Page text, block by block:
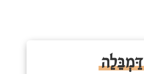
דֵּמְבֵּלֵה